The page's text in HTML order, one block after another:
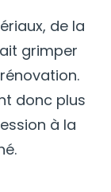
de la
grimper
donc plus
à la